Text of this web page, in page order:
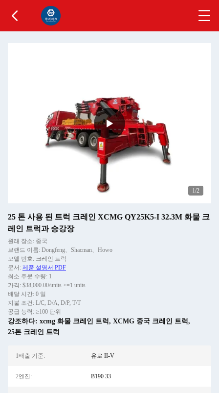
1/2
25 톤 사용 된 트럭 크레인 XCMG QY25K5-I 32.3M 화물 크
레인 트럭과 승강장
원래 장소: 중국
브랜드 이름: Dongfeng、Shacman、Howo
모델 번호: 크레인 트럭
문서: 제품 설명서 PDF
최소 주문 수량: 1
가격: $38,000.00/units >=1 units
배달 시간: 0 일
지불 조건: L/C, D/A, D/P, T/T
공급 능력: ≥100 단위
강조하다: xcmg 화물 크레인 트럭 , XCMG 중국 크레인 트럭 ,
25톤 크레인 트럭
1배출 기준: 유로 II-V
2엔진: B190 33